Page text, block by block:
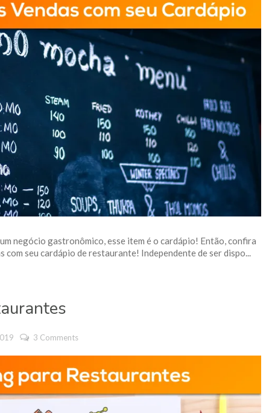
negócio gastronômico, esse item é o cardápio! Então, confira
com seu cardápio de restaurante! Independente de ser dispo...
3 Comments